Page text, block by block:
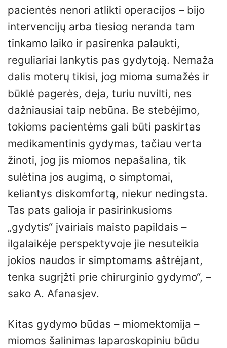
pacientės nenori atlikti operacijos – bijo
intervencijų arba tiesiog neranda tam
tinkamo laiko ir pasirenka palaukti,
reguliariai lankytis pas gydytoją. Nemaža
dalis moterų tikisi, jog mioma sumažės ir
būklė pagerės, deja, turiu nuvilti, nes
dažniausiai taip nebūna. Be stebėjimo,
tokioms pacientėms gali būti paskirtas
medikamentinis gydymas, tačiau verta
žinoti, jog jis miomos nepašalina, tik
sulėtina jos augimą, o simptomai,
keliantys diskomfortą, niekur nedingsta.
Tas pats galioja ir pasirinkusioms
„gydytis“ įvairiais maisto papildais –
ilgalaikėje perspektyvoje jie nesuteikia
jokios naudos ir simptomams aštrėjant,
tenka sugrįžti prie chirurginio gydymo“, –
sako A. Afanasjev.
Kitas gydymo būdas – miomektomija –
miomos šalinimas laparoskopiniu būdu